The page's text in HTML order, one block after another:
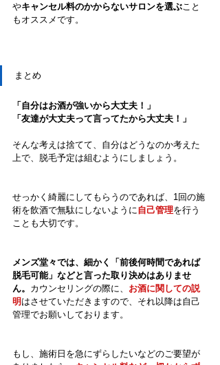
やキャンセル料のかからないサロンを選ぶこと
もオススメです。
まとめ
「自分はお酒が強いから大丈夫！」
「友達が大丈夫って言ってたから大丈夫！」
そんな考えは捨てて、自分はどうなのか考えた
上で、脱毛予定は組むようにしましょう。
せっかく綺麗にしてもらうのであれば、1回の施
術を飲酒で無駄にしないように自己管理を行う
ことも大切です。
メンズ堂々では、細かく「前後何時間であれば
脱毛可能」などと言った取り決めはありませ
ん。 カウンセリングの際に、 お酒に関しての説
明 はさせていただきますので、それ以降は自己
管理でお願いしております。
もし、施術日を急にずらしたいなどのご要望が